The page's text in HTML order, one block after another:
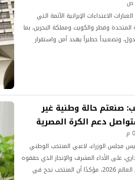
الاعتداءات الإيرانية الآثمة التي
وقطر والكويت ومملكة البحرين، بما
وتصعيداً خطيراً يهدد أمن واستقرار
صنعتم حالة وطنية غير
دعم الكرة المصرية
مجلس الوزراء، لاعبي المنتخب الوطني
على الأداء المشرف والإنجاز الذي حققوه
خلال مشاركتهم في بطولة كأس العالم 2026، مؤكدًا أن المنتخب نجح في